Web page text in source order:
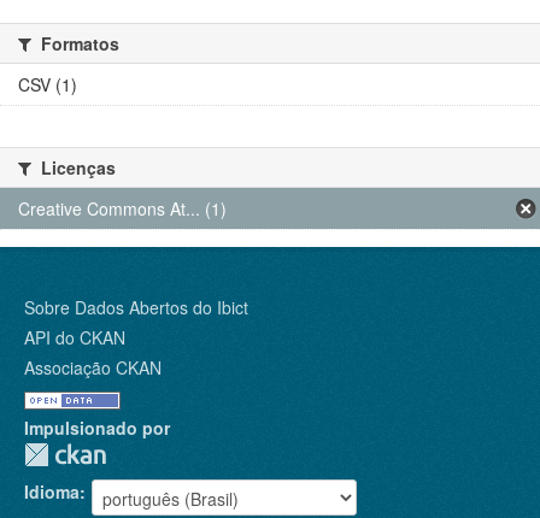
Formatos
CSV (1)
Licenças
Creative Commons At... (1)
Sobre Dados Abertos do Ibict
API do CKAN
Associação CKAN
Impulsionado por
Idioma